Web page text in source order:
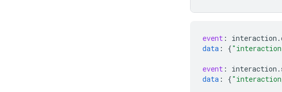
event : interaction .
data : {
event : interaction .
data : {